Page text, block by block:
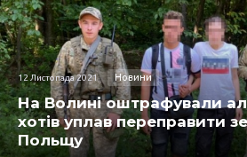
12 Листопада 2021 Новини
На Волині оштрафували
хотів уплав переправити
Польщу